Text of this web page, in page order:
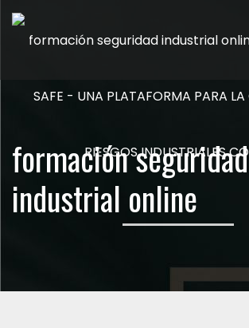
formación seguridad
industrial online